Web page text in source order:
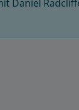
Daniel